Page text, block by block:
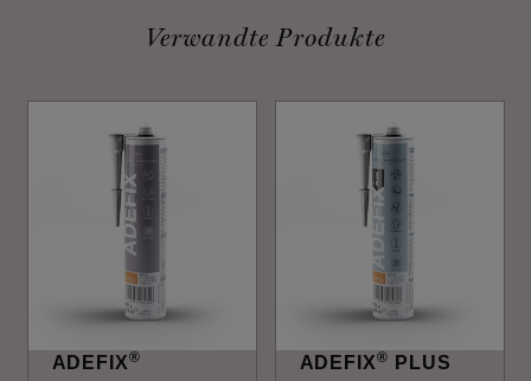
Verwandte Produkte
ADEFIX® ADEFIX® PLUS